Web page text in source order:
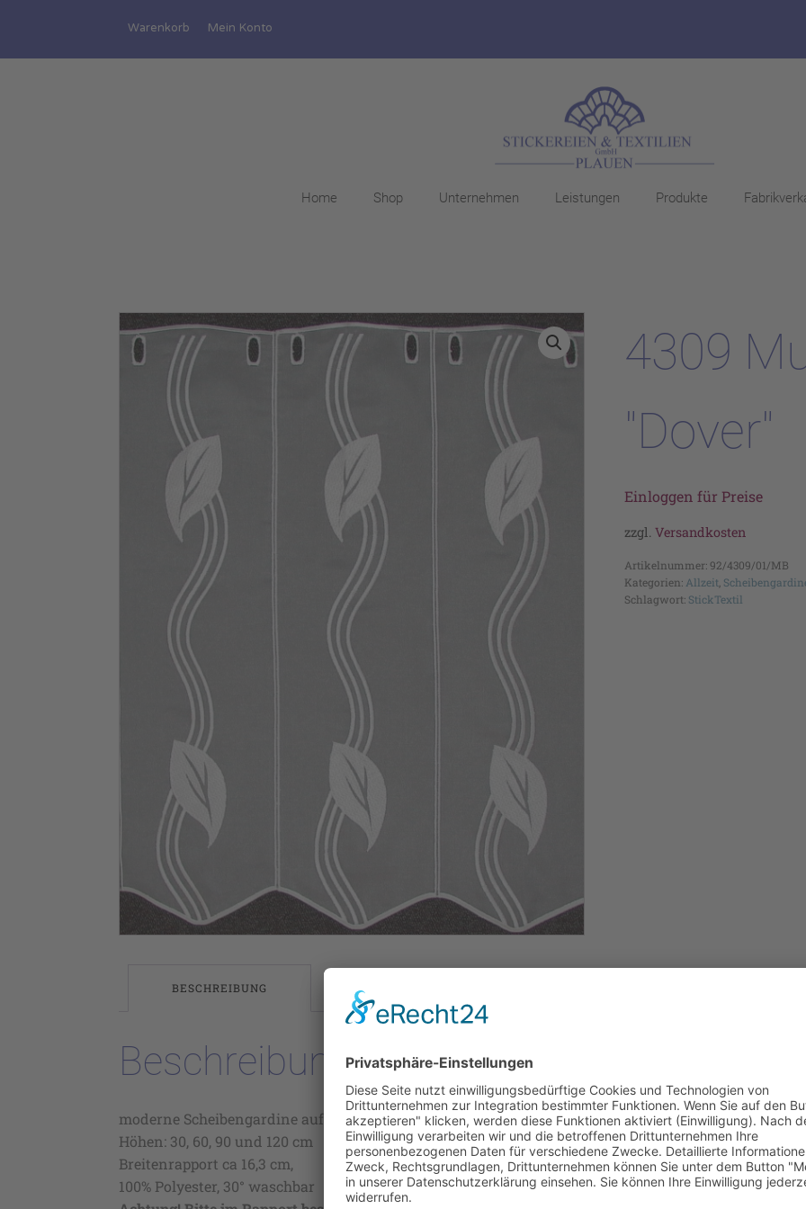
Warenkorb Mein Konto
Home Shop Unternehmen Leistungen Produkte
4309
"Dover"
Einloggen für Preise
zzgl. Versandkosten
Artikelnummer: 92/4309/01/MB
Kategorien: Allzeit,
Schlagwort: StickTextil
BESCHREIBUNG
Beschreibung
moderne Scheibengardine auf Voile, Farbe: weiß,
Höhen: 30, 60, 90 und 120 cm
Breitenrapport ca 16,3 cm,
100% Polyester, 30° waschbar